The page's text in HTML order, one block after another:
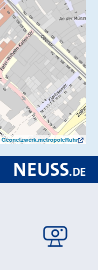
Geonetzwerk.metropoleRuhr
NEUSS.DE